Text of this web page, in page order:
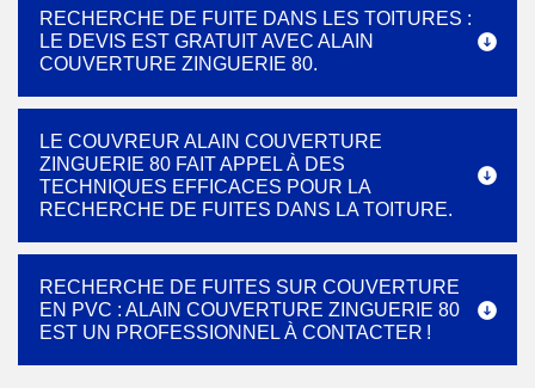
RECHERCHE DE FUITE DANS LES TOITURES :
LE DEVIS EST GRATUIT AVEC ALAIN
COUVERTURE ZINGUERIE 80.
LE COUVREUR ALAIN COUVERTURE
ZINGUERIE 80 FAIT APPEL À DES
TECHNIQUES EFFICACES POUR LA
RECHERCHE DE FUITES DANS LA TOITURE.
RECHERCHE DE FUITES SUR COUVERTURE
EN PVC : ALAIN COUVERTURE ZINGUERIE 80
EST UN PROFESSIONNEL À CONTACTER !